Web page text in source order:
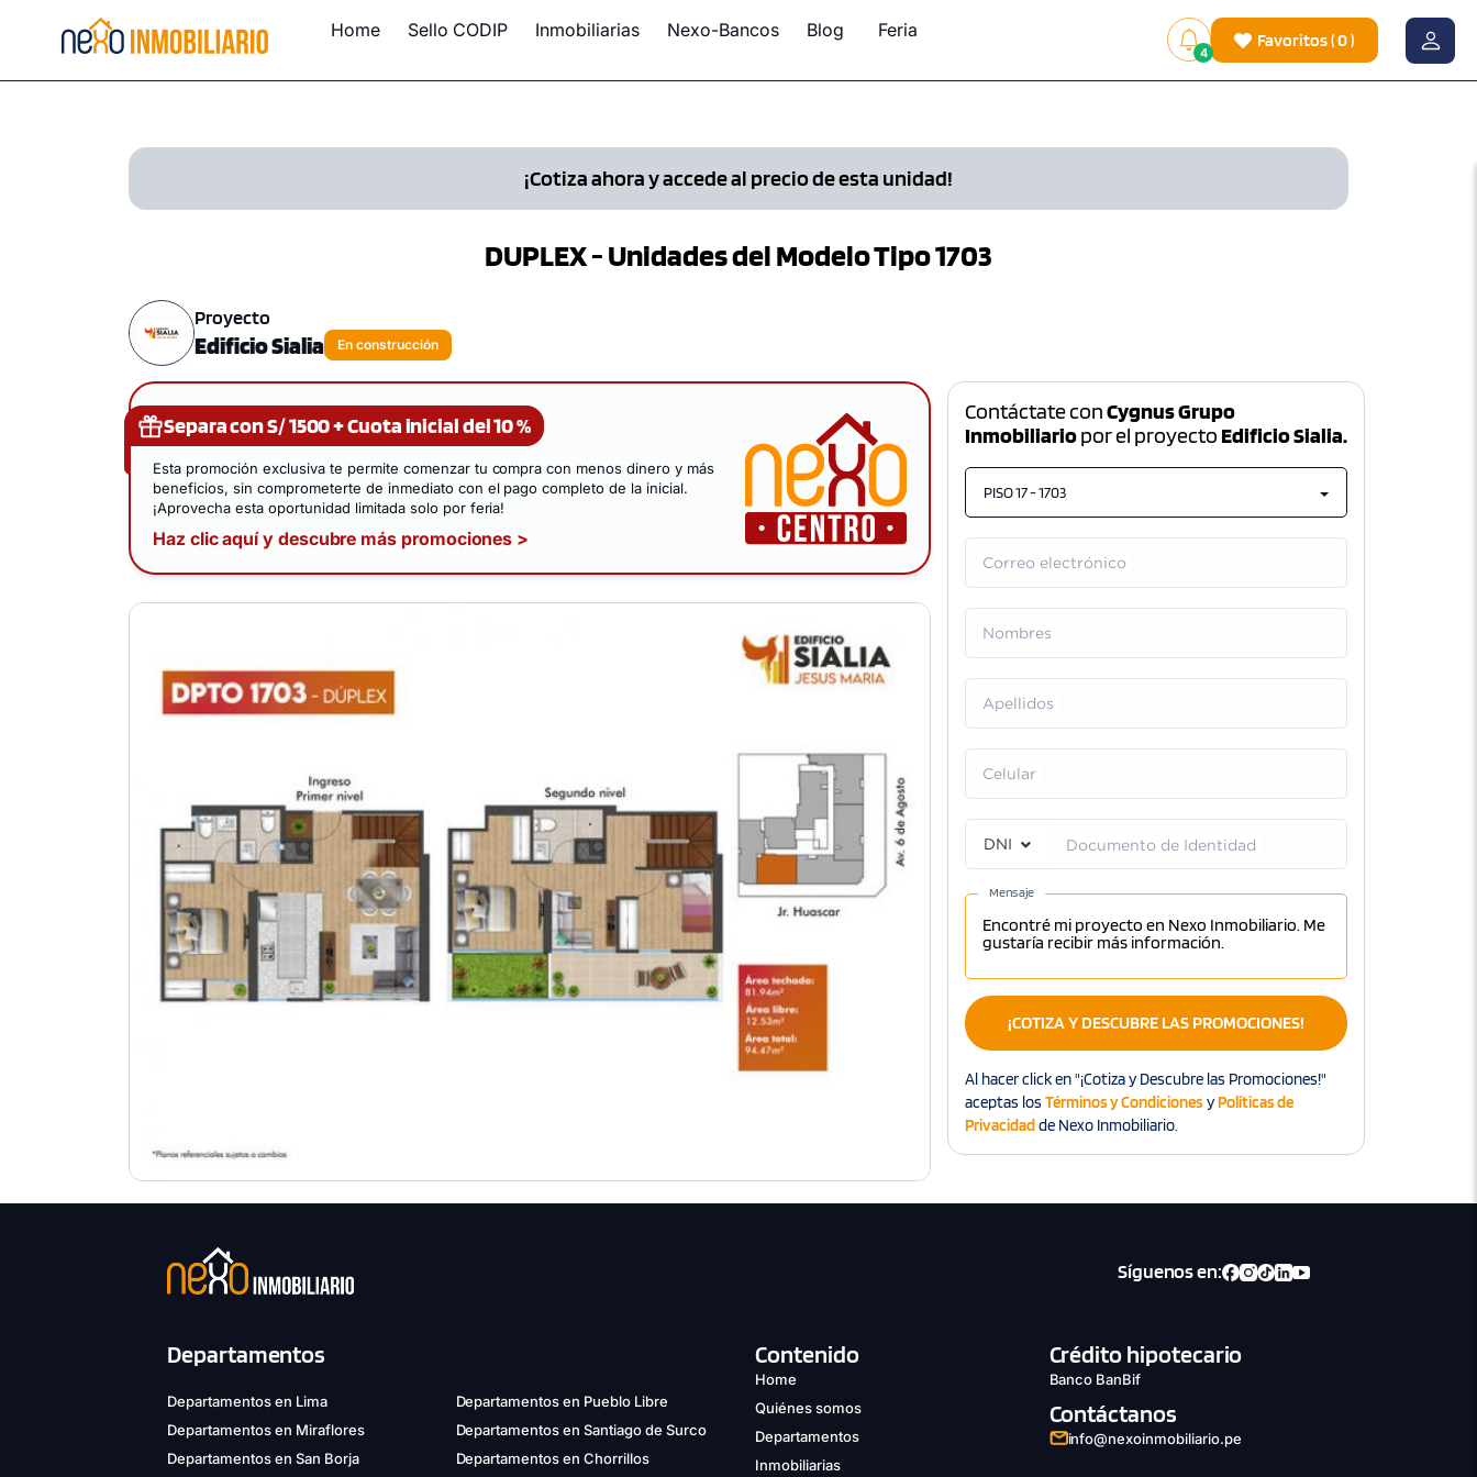
Home Sello CODIP Inmobiliarias Nexo-Bancos Blog Feria
4
Favoritos(0)
¡Cotiza ahora y accede al precio de esta unidad!
DUPLEX - Unidades del Modelo Tipo 1703
Proyecto
Edificio Sialia En construcción
Separa con S/ 1500 + Cuota inicial del 10 %
Esta promoción exclusiva te permite comenzar tu compra con menos dinero y más
beneficios, sin comprometerte de inmediato con el pago completo de la inicial.
¡Aprovecha esta oportunidad limitada solo por feria!
Haz clic aquí y descubre más promociones >
Contáctate conCygnus Grupo
Inmobiliariopor el proyecto Edificio Sialia.
PISO 17 - 1703
Correo electrónico
Nombres
Apellidos
Celular
DNI Documento de Identidad
Mensaje
¡COTIZA Y DESCUBRE LAS PROMOCIONES!
Al hacer click en "¡Cotiza y Descubre las Promociones!"
aceptas los Términos y CondicionesyPolíticas de
Privacidadde Nexo Inmobiliario.
Síguenos en:
Departamentos
Departamentos en Lima
Departamentos en Miraflores
Departamentos en San Borja
Departamentos en Pueblo Libre
Departamentos en Santiago de Surco
Departamentos en Chorrillos
Contenido
Home
Quiénes somos
Departamentos
Inmobiliarias
Crédito hipotecario
Banco BanBif
Contáctanos
info@nexoinmobiliario.pe